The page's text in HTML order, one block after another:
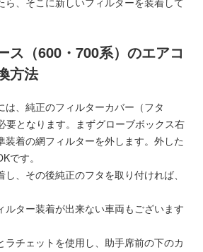
ス（600・700系）のエアコ
方法
は、純正のフィルターカバー（フタ
要となります。まずグローブボックス右
装着の網フィルターを外します。外した
です。
、その後純正のフタを取り付ければ、
ルター装着が出来ない車両もございます
ラチェットを使用し、助手席前の下のカ